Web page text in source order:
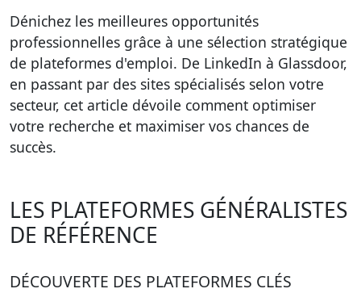
Dénichez les meilleures opportunités
professionnelles grâce à une sélection stratégique
de plateformes d'emploi. De LinkedIn à Glassdoor,
en passant par des sites spécialisés selon votre
secteur, cet article dévoile comment optimiser
votre recherche et maximiser vos chances de
succès.
LES PLATEFORMES GÉNÉRALISTES
DE RÉFÉRENCE
DÉCOUVERTE DES PLATEFORMES CLÉS